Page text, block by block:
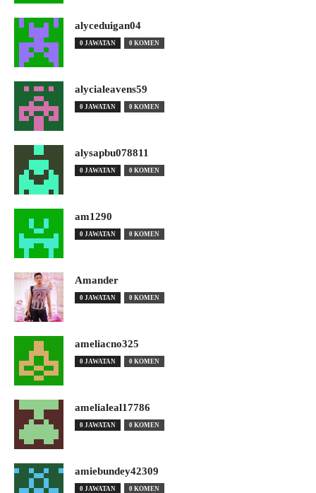
alyceduigan04
0 JAWATAN 0 KOMEN
alycialeavens59
0 JAWATAN 0 KOMEN
alysapbu078811
0 JAWATAN 0 KOMEN
am1290
0 JAWATAN 0 KOMEN
Amander
0 JAWATAN 0 KOMEN
ameliacno325
0 JAWATAN 0 KOMEN
amelialeal17786
0 JAWATAN 0 KOMEN
amiebundey42309
0 JAWATAN 0 KOMEN